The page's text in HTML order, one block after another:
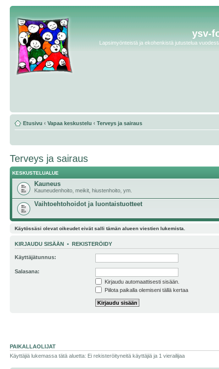
ysv-
Lapsimyönteistä ja ekohenkistä jutustelua
Etusivu ‹ Vapaa keskustelu ‹ Terveys ja sairaus
Terveys ja sairaus
KESKUSTELUALUE
Kauneus
Kauneudenhoito, meikit, hiustenhoito, ym.
Vaihtoehtohoidot ja luontaistuotteet
Käytössäsi olevat oikeudet eivät salli tämän alueen viestien lukemista.
KIRJAUDU SISÄÄN • REKISTERÖIDY
Käyttäjätunnus:
Salasana:
Kirjaudu automaattisesti sisään.
Piilota paikalla olemiseni tällä kertaa
PAIKALLAOLIJAT
Käyttäjiä lukemassa tätä aluetta: Ei rekisteröityneitä käyttäjiä ja 1 vierailijaa